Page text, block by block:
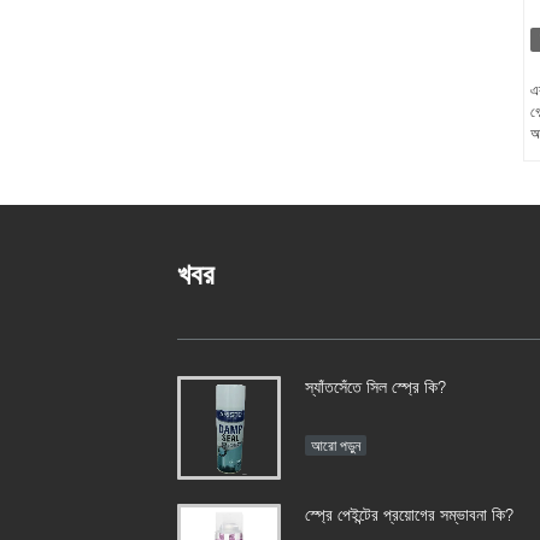
খবর
স্যাঁতসেঁতে সিল স্প্রে কি?
আরো পড়ুন
স্প্রে পেইন্টের প্রয়োগের সম্ভাবনা কি?